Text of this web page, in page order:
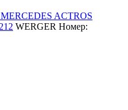
ACTROS
WERGER Номер: